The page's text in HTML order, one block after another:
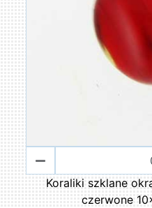
Koraliki szklane
czerwone